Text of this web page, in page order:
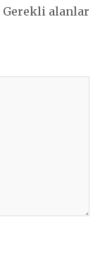
Gerekli alanlar